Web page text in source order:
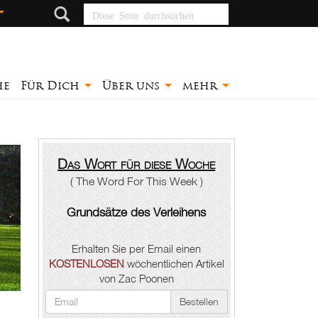
Diese Seite
durchsuchen
Für Dich Über uns mehr
Das Wort für diese Woche
( The Word For This Week )
Grundsätze des Verleihens
Erhalten Sie per Email einen
KOSTENLOSENwöchentlichen Artikel
von Zac Poonen
Bestellen